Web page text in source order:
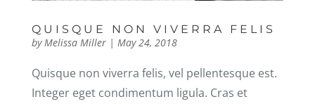
QUISQUE NON VIVERRA FELIS
byMelissa Miller| May 24, 2018
Quisque non viverra felis, vel pellentesque est.
Integer eget condimentum ligula. Cras et